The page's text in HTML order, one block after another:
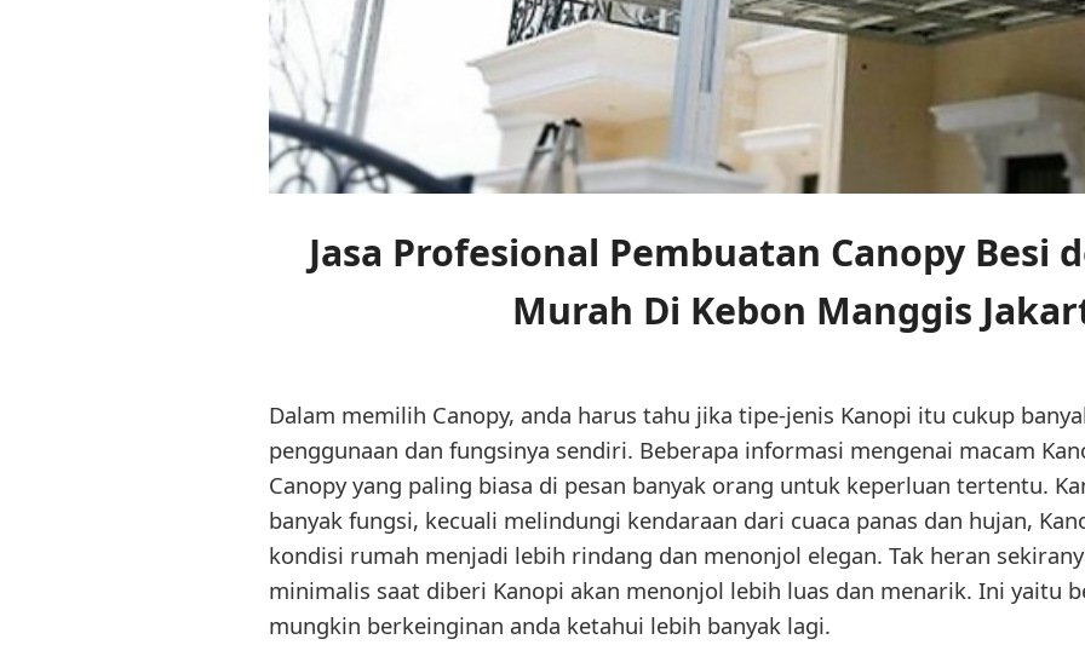
Jasa Profesional Pembuatan Canopy Besi
Murah Di Kebon Manggis
Dalam memilih Canopy, anda harus tahu jika tipe-jenis Kanopi itu cukup
penggunaan dan fungsinya sendiri. Beberapa informasi mengenai macam
Canopy yang paling biasa di pesan banyak orang untuk keperluan tertentu.
banyak fungsi, kecuali melindungi kendaraan dari cuaca panas dan hujan,
kondisi rumah menjadi lebih rindang dan menonjol elegan. Tak heran
minimalis saat diberi Kanopi akan menonjol lebih luas dan menarik. Ini yaitu
mungkin berkeinginan anda ketahui lebih banyak lagi.